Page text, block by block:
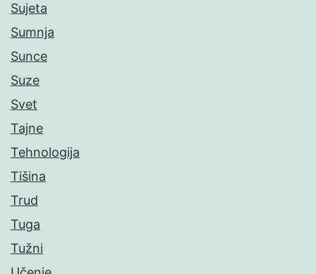
Sujeta
Sumnja
Sunce
Suze
Svet
Tajne
Tehnologija
Tišina
Trud
Tuga
Tužni